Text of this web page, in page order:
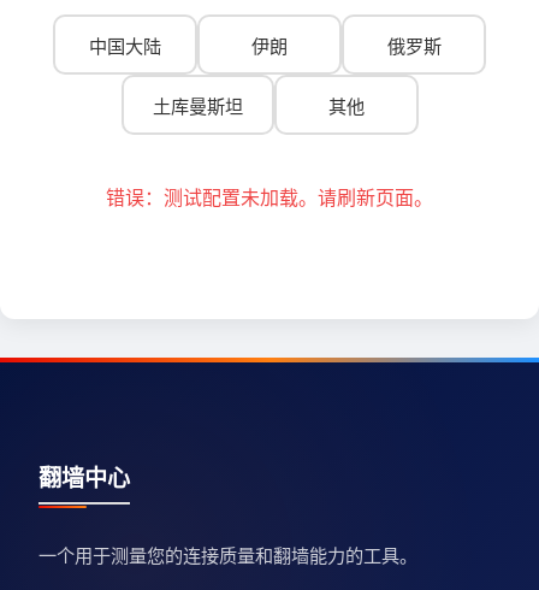
中国大陆 伊朗 俄罗斯
土库曼斯坦 其他
错误：测试配置未加载。请刷新页面。
翻墙中心
一个用于测量您的连接质量和翻墙能力的工具。